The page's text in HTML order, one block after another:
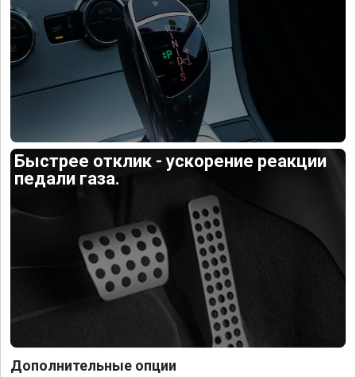
Быстрее отклик - ускорение реакции
педали газа.
Дополнительные опции